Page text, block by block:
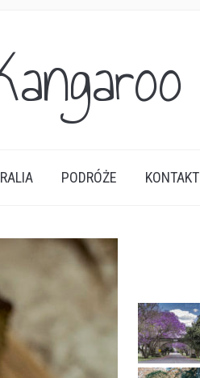
PODRÓŻE KONTAKT